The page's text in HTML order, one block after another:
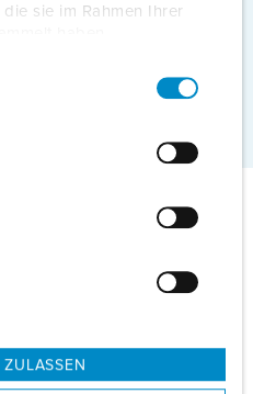
sie im Rahmen Ihrer